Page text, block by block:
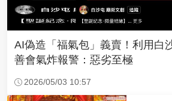
AI偽造「福氣包」義賣！利用
善會氣炸報警：惡劣至極
2026/05/03 10:57